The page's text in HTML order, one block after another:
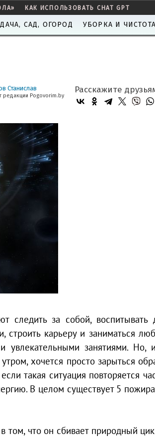
КАК ИСПОЛЬЗОВАТЬ CHAT GPT
ДАЧА, САД, ОГОРОД УБОРКА И ЧИСТОТА
Станислав
редакции Pogovorim.by
Расскажите
следить за собой, воспитывать
строить карьеру и заниматься
занятиями. Но,
хочется просто зарыться
такая ситуация повторяется
В целом существует 5
том, что он сбивает природный